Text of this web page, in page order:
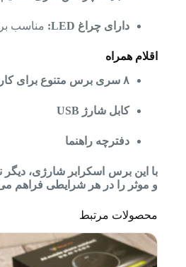
دارای چراغ LED: مناسب
اقلام همراه
۸ سری برس متنوع برای کاربردهای مختلف
کابل شارژ USB
دفترچه راهنما
با این برس اسکرابر شارژی،
و موثر را در هر شرایطی فراهم
محصولات مرتبط